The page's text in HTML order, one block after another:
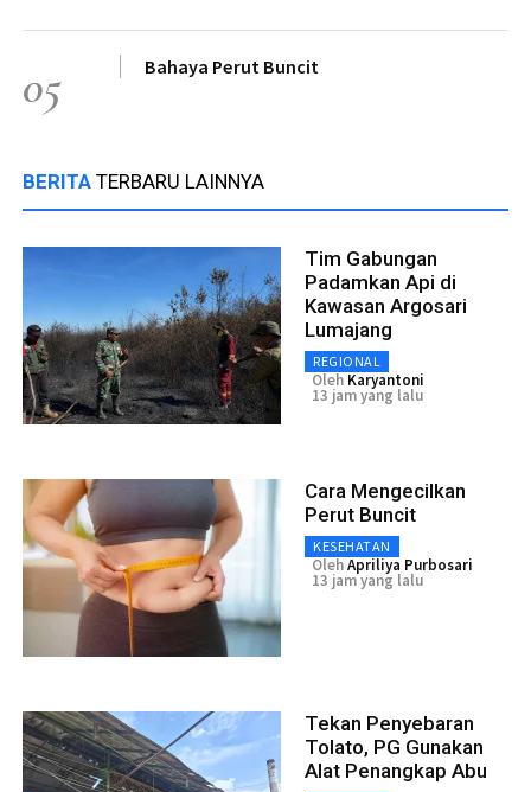
05
Bahaya Perut Buncit
BERITA TERBARU LAINNYA
Tim Gabungan
Padamkan Api di
Kawasan Argosari
Lumajang
REGIONAL
Oleh Karyantoni
13 jam yang lalu
Cara Mengecilkan
Perut Buncit
KESEHATAN
OlehApriliya Purbosari
13 jam yang lalu
Tekan Penyebaran
Tolato, PG Gunakan
Alat Penangkap Abu